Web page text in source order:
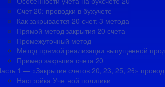
Счет 20: проводки в бухучете
Как закрывается 20 счет: 3 метода
Прямой метод закрытия 20 счета
Промежуточный метод
Метод прямой реализации выпущенной
Пример закрытия счета 20
1 — «Закрытие счетов 20, 23, 25, 26»
Настройка Учетной политики